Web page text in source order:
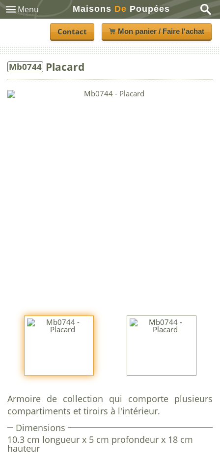
Menu Maisons De Poupées
Contact Mon panier / Faire l'achat
Mb0744 Placard
Armoire de collection qui comporte plusieurs
compartiments et tiroirs à l'intérieur.
Dimensions
10.3 cm longueur x 5 cm profondeur x 18 cm
hauteur